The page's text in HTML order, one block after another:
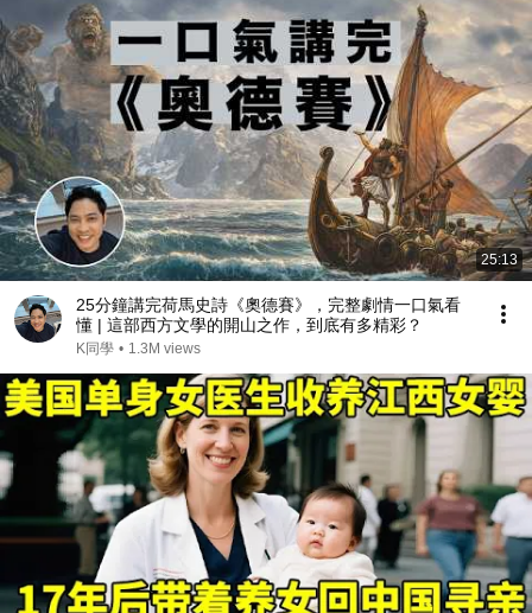
25:13
25分鐘講完荷馬史詩《奧德賽》，完整劇情一口氣看
懂 | 這部西方文學的開山之作，到底有多精彩？
K同學 • 1.3M views